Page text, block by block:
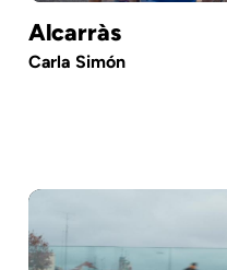
Alcarràs
Carla Simón